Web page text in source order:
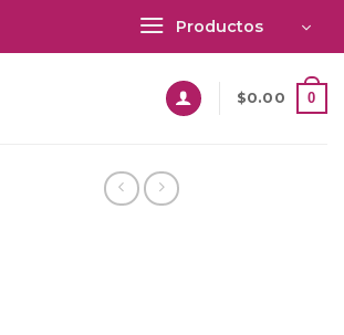
Productos
$0.00 0